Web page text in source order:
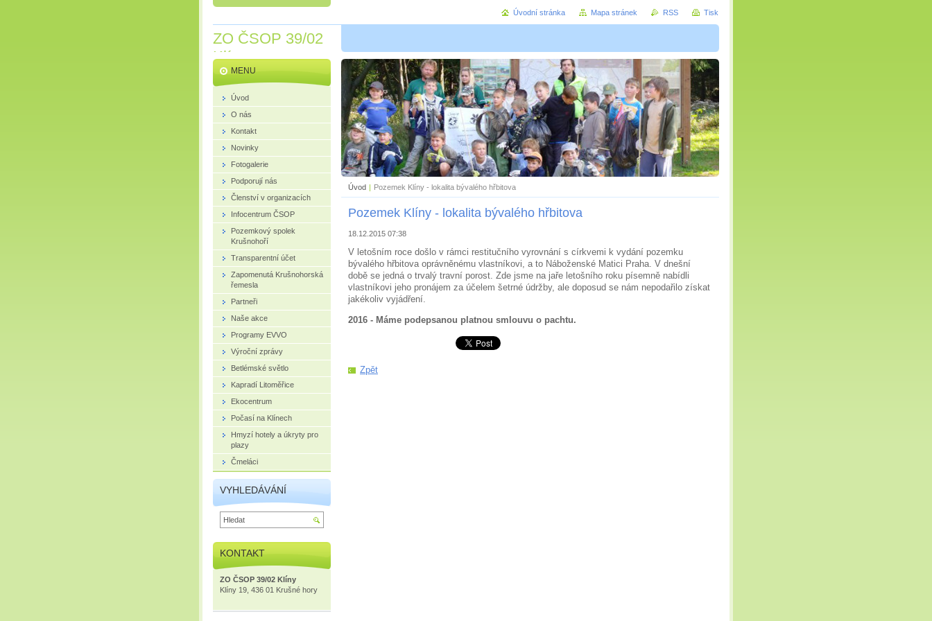
ZO ČSOP 39/02
Klíny
Úvod | Pozemek Klíny - lokalita bývalého hřbitova
Pozemek Klíny - lokalita bývalého hřbitova
18.12.2015 07:38
V letošním roce došlo v rámci restitučního vyrovnání s církvemi k vydání pozemku
bývalého hřbitova oprávněnému vlastníkovi, a to Náboženské Matici Praha. V dnešní
době se jedná o trvalý travní porost. Zde jsme na jaře letošního roku písemně nabídli
vlastníkovi jeho pronájem za účelem šetrné údržby, ale doposud se nám nepodařilo získat
jakékoliv vyjádření.
2016 - Máme podepsanou platnou smlouvu o pachtu.
Zpět
MENU
Úvod
O nás
Kontakt
Novinky
Fotogalerie
Podporují nás
Členství v organizacích
Infocentrum ČSOP
Pozemkový spolek
Krušnohoří
Transparentní účet
Zapomenutá Krušnohorská
řemesla
Partneři
Naše akce
Programy EVVO
Výroční zprávy
Betlémské světlo
Kapradí Litoměřice
Ekocentrum
Počasí na Klínech
Hmyzí hotely a úkryty pro
plazy
Čmeláci
VYHLEDÁVÁNÍ
KONTAKT
ZO ČSOP 39/02 Klíny
Klíny 19, 436 01 Krušné hory
Úvodní stránka Mapa stránek RSS Tisk